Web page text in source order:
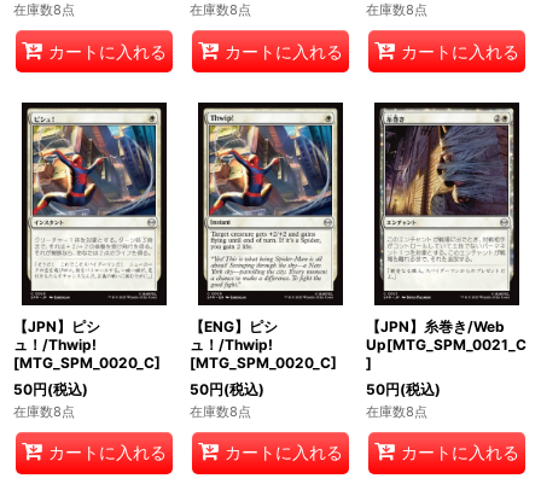
在庫数8点
カートに入れる
在庫数8点
カートに入れる
在庫数8点
カートに入れる
【JPN】ピシ
ュ！/Thwip!
[MTG_SPM_0020_C]
50円(税込)
在庫数8点
カートに入れる
【ENG】ピシ
ュ！/Thwip!
[MTG_SPM_0020_C]
50円(税込)
在庫数8点
カートに入れる
【JPN】糸巻き/Web
Up[MTG_SPM_0021_C
]
50円(税込)
在庫数8点
カートに入れる